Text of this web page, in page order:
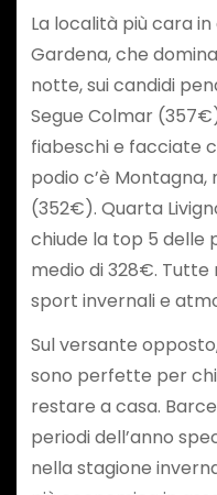
La località più cara
Gardena, che
notte, sui candidi
Segue Colmar
fiabeschi e facciate
podio c’è
(352€). Quarta
chiude la top 5 delle
medio di 328€.
sport invernali e
Sul versante
sono perfette per
restare a casa.
periodi dell’anno
nella stagione